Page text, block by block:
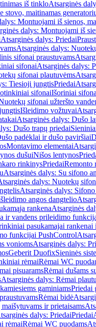
iš tinkloAtsarginės
stovo, maitinamas
Montuojami iš sienos,
dalys: Montuojami iš
Atsarginės dalys: Priedai
Atsarginės dalys:
sifonai praustuvams
sifonaiAtsarginės dalys:
sifonai plautuvėms
Tiesioji jungtisPriedai
sifonaiIšoriniai
sifonai užteršto
Išleidimo vožtuvai
Atsarginės dalys: Dušo
Dušo trapų priedai
padėklai ir dušo paviršiai
Montavimo elementai
dušuiNišos lentynos
rinkinysPriedaiRemonto
Atsarginės dalys: Su sifono
dalys: Nuotekų
Atsarginės dalys:
angos dangtelio
rankenaAtsarginės
ir vandens prileidimo
pasukamajai
funkcijai PushControl
voniomsAtsarginės dalys:
Geberit DuofixSieninės
rėmaiRėmai WC
pisuaramsRėmai dušams
Atsarginės dalys: Rėmai
gaminiamsPriedai
Rėmai bidė
ir prietaisams
dalys: PriedaiPriedai
rėmaiRėmai WC puodams